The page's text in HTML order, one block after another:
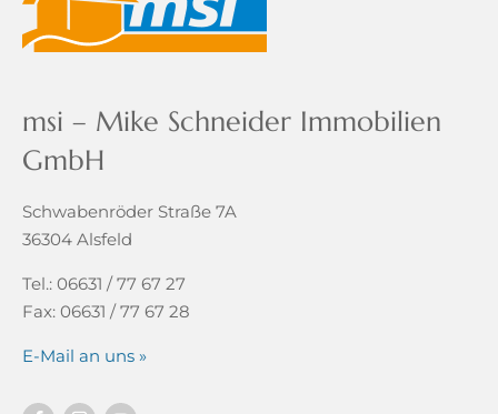
msi – Mike Schneider Immobilien
GmbH
Schwabenröder Straße 7A
36304 Alsfeld
Tel.: 06631 / 77 67 27
Fax: 06631 / 77 67 28
E-Mail an uns »